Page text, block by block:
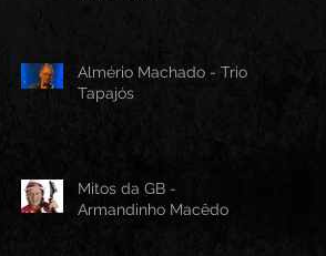
Almério Machado - Trio
Tapajós
Mitos da GB -
Armandinho Macêdo